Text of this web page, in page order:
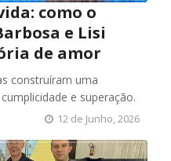
como o
e Lisi
de amor
construíram uma
e superação.
12 de Junho, 2026